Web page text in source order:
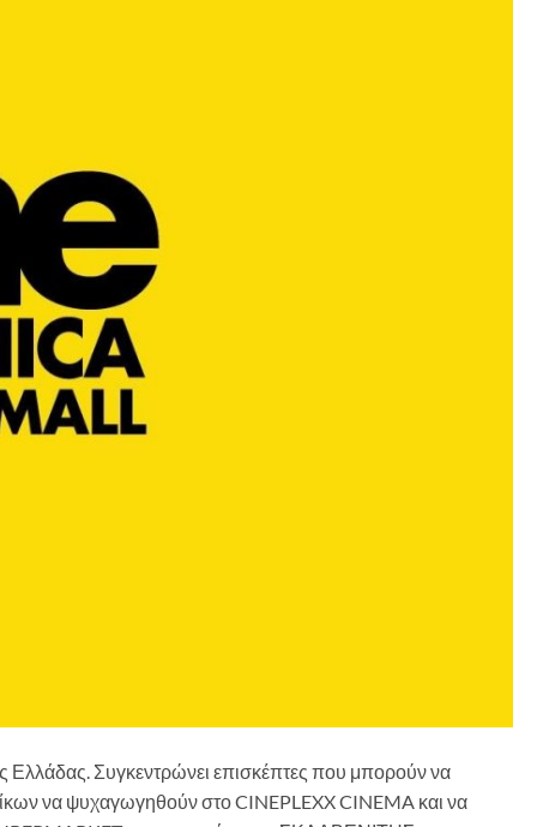
Ελλάδας. Συγκεντρώνει επισκέπτες που μπορούν να
να ψυχαγωγηθούν στο CINEPLEXX CINEMA και να